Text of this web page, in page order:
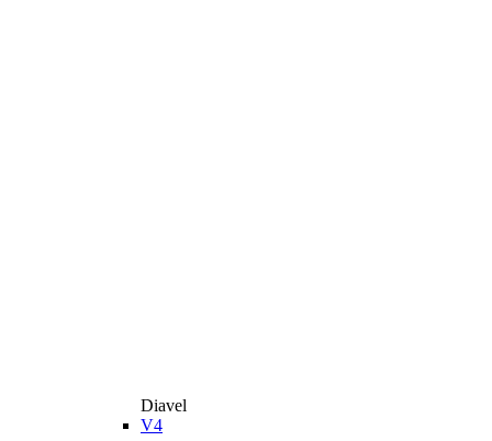
Diavel
V4